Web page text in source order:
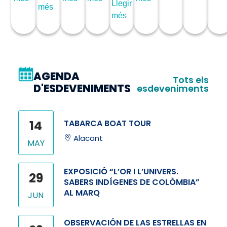
més
Llegir
més
AGENDA
D'ESDEVENIMENTS
Tots els
esdeveniments
14
MAY
TABARCA BOAT TOUR
Alacant
29
JUN
EXPOSICIÓ “L’OR I L’UNIVERS.
SABERS INDÍGENES DE COLÒMBIA”
AL MARQ
OBSERVACIÓN DE LAS ESTRELLAS EN